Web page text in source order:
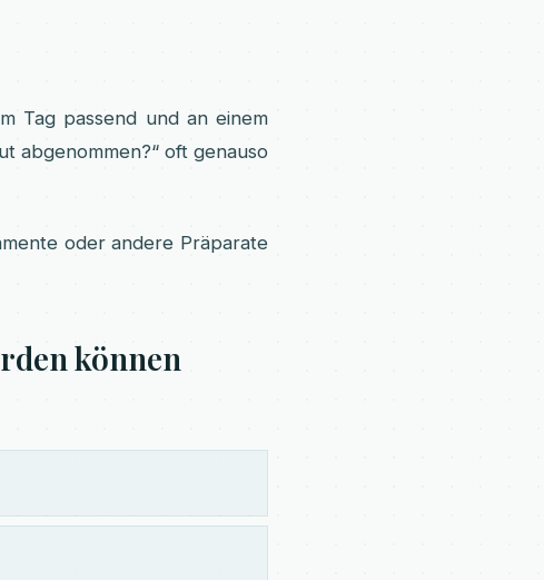
Tag passend und an einem
abgenommen?“ oft genauso
oder andere Präparate
können